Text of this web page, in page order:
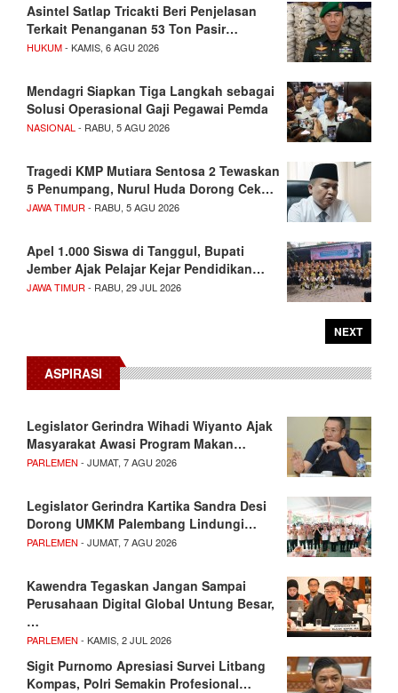
Asintel Satlap Tricakti Beri Penjelasan
Terkait Penanganan 53 Ton Pasir…
HUKUM- KAMIS, 6 AGU 2026
Mendagri Siapkan Tiga Langkah sebagai
Solusi Operasional Gaji Pegawai Pemda
NASIONAL - RABU, 5 AGU 2026
Tragedi KMP Mutiara Sentosa 2 Tewaskan
5 Penumpang, Nurul Huda Dorong Cek…
JAWA TIMUR - RABU, 5 AGU 2026
Apel 1.000 Siswa di Tanggul, Bupati
Jember Ajak Pelajar Kejar Pendidikan…
JAWA TIMUR - RABU, 29 JUL 2026
NEXT
ASPIRASI
Legislator Gerindra Wihadi Wiyanto Ajak
Masyarakat Awasi Program Makan…
PARLEMEN - JUMAT, 7 AGU 2026
Legislator Gerindra Kartika Sandra Desi
Dorong UMKM Palembang Lindungi…
PARLEMEN - JUMAT, 7 AGU 2026
Kawendra Tegaskan Jangan Sampai
Perusahaan Digital Global Untung Besar,
…
PARLEMEN - KAMIS, 2 JUL 2026
Sigit Purnomo Apresiasi Survei Litbang
Kompas, Polri Semakin Profesional…